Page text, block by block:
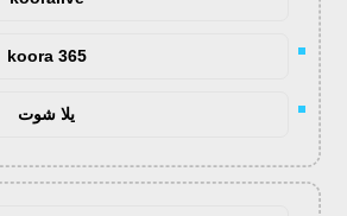
koora 365
يلا شوت